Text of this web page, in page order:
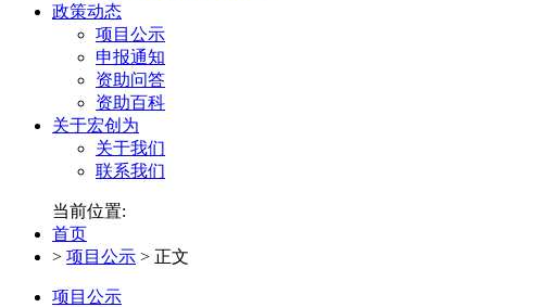
政策动态
项目公示
申报通知
资助问答
资助百科
关于宏创为
关于我们
联系我们
当前位置:
首页
> 项目公示 > 正文
项目公示